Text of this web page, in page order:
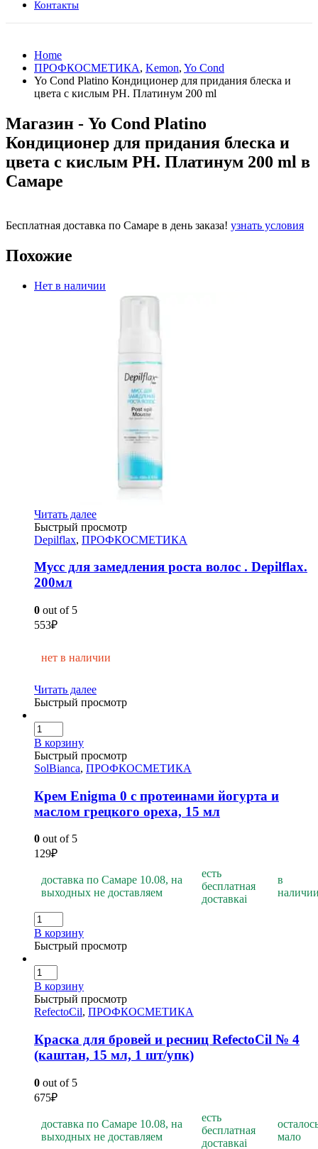
Контакты
Home
ПРОФКОСМЕТИКА, Kemon, Yo Cond
Yo Cond Platino Кондиционер для придания блеска и
цвета с кислым PH. Платинум 200 ml
Магазин - Yo Cond Platino
Кондиционер для придания блеска и
цвета с кислым PH. Платинум 200 ml в
Самаре
Бесплатная доставка по Самаре в день заказа! узнать условия
Похожие
Нет в наличии
Читать далее
Быстрый просмотр
Depilflax, ПРОФКОСМЕТИКА
Мусс для замедления роста волос . Depilflax.
200мл
0 out of 5
553₽
нет в наличии
Читать далее
Быстрый просмотр
В корзину
Быстрый просмотр
SolBianca, ПРОФКОСМЕТИКА
Крем Enigma 0 с протеинами йогурта и
маслом грецкого ореха, 15 мл
0 out of 5
129₽
доставка по Самаре 10.08, на
выходных не доставляем
есть
бесплатная
доставкаi
в
В корзину
Быстрый просмотр
В корзину
Быстрый просмотр
RefectoCil, ПРОФКОСМЕТИКА
Краска для бровей и ресниц RefectoCil № 4
(каштан, 15 мл, 1 шт/упк)
0 out of 5
675₽
доставка по Самаре 10.08, на
выходных не доставляем
есть
бесплатная
доставкаi
мало